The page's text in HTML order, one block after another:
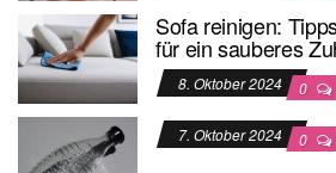
Sofa reinigen:
für ein sauberes
8. Oktober 2024 0
7. Oktober 2024 0